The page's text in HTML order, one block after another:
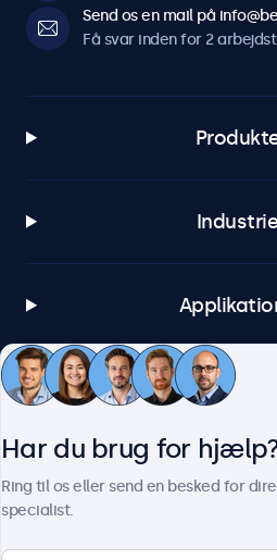
Software og
Windows 8, 10, 11
Windows Embedded
Tahoe, Sequoia, Sonoma
Linux
Alle Linux-distributioner
Alle versioner af BrightsignOS
Samsung DeX
Tilslutninger
Send os en mail på
Få svar inden for 2
Har du brug for
Ring til os eller send en besked for
specialist.